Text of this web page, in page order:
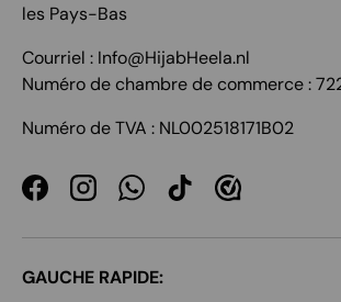
les Pays-Bas
Courriel : Info@HijabHeela.nl
Numéro de chambre de commerce :
Numéro de TVA : NL002518171B02
FacebookInstagramWhatsApp
TikTok
GAUCHE RAPIDE: